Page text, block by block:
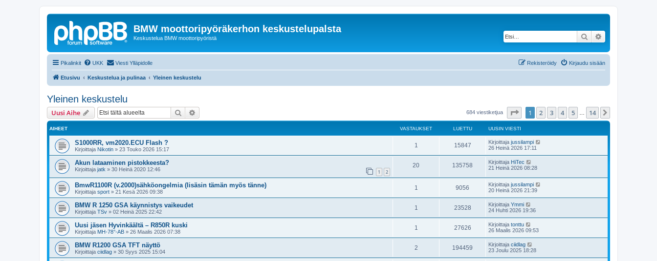
BMW moottoripyöräkerhon keskustelupalsta
Keskustelua BMW moottoripyöristä Etsi
Pikalinkit UKK Viesti Ylläpidolle Kirjaudu sisään
Rekisteröidy
Etusivu Keskustelua ja pulinaa Yleinen keskustelu
Yleinen keskustelu
Uusi Aihe Etsi 684 viestiketjua Sivu 14
1 2 3 4 5 14
AIHEET VASTAUKSET LUETTU UUSIN VIESTI
S1000RR, vm2020.ECU Flash ?
Kirjoittaja Nikotin » 23 Touko 2026 15:17
1 15847 Kirjoittaja jussilampi
26 Heinä 2026 17:11
Akun lataaminen pistokkeesta?
Kirjoittaja jatk » 30 Heinä 2020 12:46 1 2
20 135758 Kirjoittaja HiTec
21 Heinä 2026 08:28
BmwR1100R (v.2000)sähköongelmia (lisäsin tämän myös tänne)
Kirjoittaja sport » 21 Kesä 2026 09:38
1 9056 Kirjoittaja jussilampi
20 Heinä 2026 21:39
BMW R 1250 GSA käynnistys vaikeudet
Kirjoittaja TSv » 02 Heinä 2025 22:42
1 23528 Kirjoittaja Ymmi
24 Huhti 2026 19:36
Uusi jäsen Hyvinkäältä – R850R kuski
Kirjoittaja MH-78°-AB » 26 Maalis 2026 07:38
1 27626 Kirjoittaja tonttu
26 Maalis 2026 09:53
BMW R1200 GSA TFT näyttö
Kirjoittaja ciidlag » 30 Syys 2025 15:04
2 194459 Kirjoittaja ciidlag
23 Joulu 2025 18:28